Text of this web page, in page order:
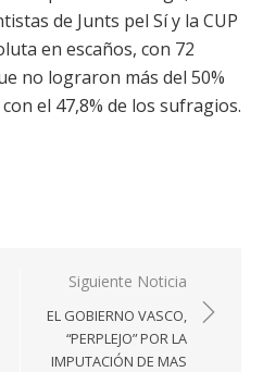
de Junts pel Sí y la CUP
en escaños, con 72
no lograron más del 50%
el 47,8% de los sufragios.
Siguiente Noticia
EL GOBIERNO VASCO,
“PERPLEJO” POR LA
IMPUTACIÓN DE MAS